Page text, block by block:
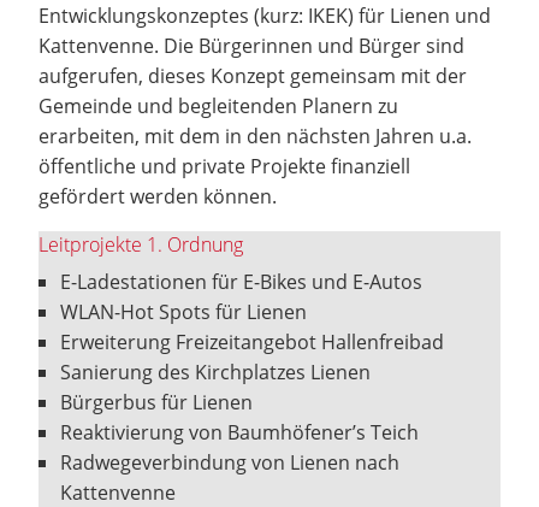
Entwicklungskonzeptes (kurz: IKEK) für Lienen und
Kattenvenne. Die Bürgerinnen und Bürger sind
aufgerufen, dieses Konzept gemeinsam mit der
Gemeinde und begleitenden Planern zu
erarbeiten, mit dem in den nächsten Jahren u.a.
öffentliche und private Projekte finanziell
gefördert werden können.
Leitprojekte 1. Ordnung
E-Ladestationen für E-Bikes und E-Autos
WLAN-Hot Spots für Lienen
Erweiterung Freizeitangebot Hallenfreibad
Sanierung des Kirchplatzes Lienen
Bürgerbus für Lienen
Reaktivierung von Baumhöfener’s Teich
Radwegeverbindung von Lienen nach
Kattenvenne